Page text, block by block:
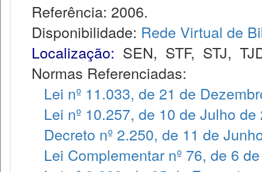
Referência: 2006.
Disponibilidade: Rede Virtual de
Localização: SEN, STF, STJ,
Normas Referenciadas:
Lei nº 11.033, de 21 de
Lei nº 10.257, de 10 de Julho de
Decreto nº 2.250, de 11 de
Lei Complementar nº 76, de 6